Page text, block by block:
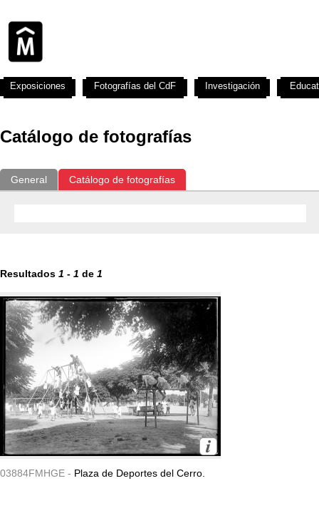
Catálogo de fotografías
General Catálogo de fotografías
Resultados 1 - 1 de 1
03884FMHGE - Plaza de Deportes del Cerro.
Exposiciones Fotografías del CdF Investigación